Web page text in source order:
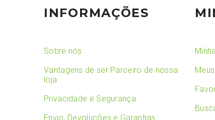
INFORMAÇÕES
Sobre nós
Vantagens de ser Parceiro de nossa
loja
Privacidade e Segurança
Envio, Devoluções e Garantias